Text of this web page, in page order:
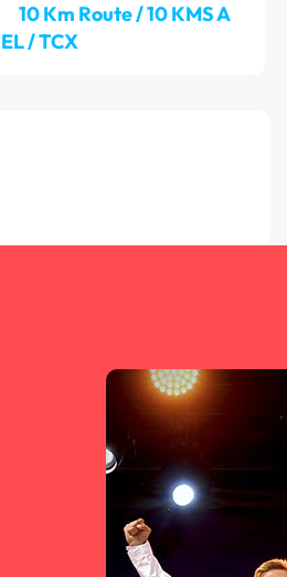
10 Km Route / 10 KMS A
/ TCX